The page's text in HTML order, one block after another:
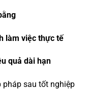
làm việc thực tế
quả dài hạn
sau tốt nghiệp